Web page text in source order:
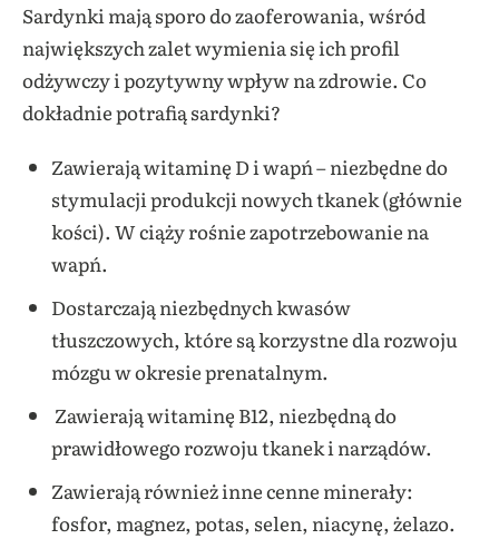
Sardynki mają sporo do zaoferowania, wśród
największych zalet wymienia się ich profil
odżywczy i pozytywny wpływ na zdrowie. Co
dokładnie potrafią sardynki?
Zawierają witaminę D i wapń – niezbędne do
stymulacji produkcji nowych tkanek (głównie
kości). W ciąży rośnie zapotrzebowanie na
wapń.
Dostarczają niezbędnych kwasów
tłuszczowych, które są korzystne dla rozwoju
mózgu w okresie prenatalnym.
Zawierają witaminę B12, niezbędną do
prawidłowego rozwoju tkanek i narządów.
Zawierają również inne cenne minerały:
fosfor, magnez, potas, selen, niacynę, żelazo.